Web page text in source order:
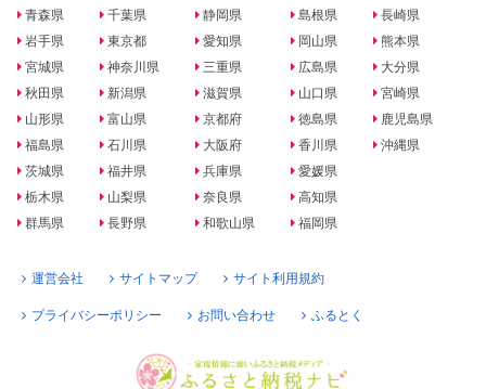
青森県
岩手県
宮城県
秋田県
山形県
福島県
茨城県
栃木県
群馬県
千葉県
東京都
神奈川県
新潟県
富山県
石川県
福井県
山梨県
長野県
静岡県
愛知県
三重県
滋賀県
京都府
大阪府
兵庫県
奈良県
和歌山県
島根県
岡山県
広島県
山口県
徳島県
香川県
愛媛県
高知県
福岡県
長崎県
熊本県
大分県
宮崎県
鹿児島県
沖縄県
運営会社 サイトマップ サイト利用規約
プライバシーポリシー お問い合わせ ふるとく